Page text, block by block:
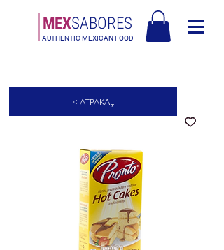
MEXSABORES
AUTHENTIC MEXICAN FOOD
< ATPAKAĻ